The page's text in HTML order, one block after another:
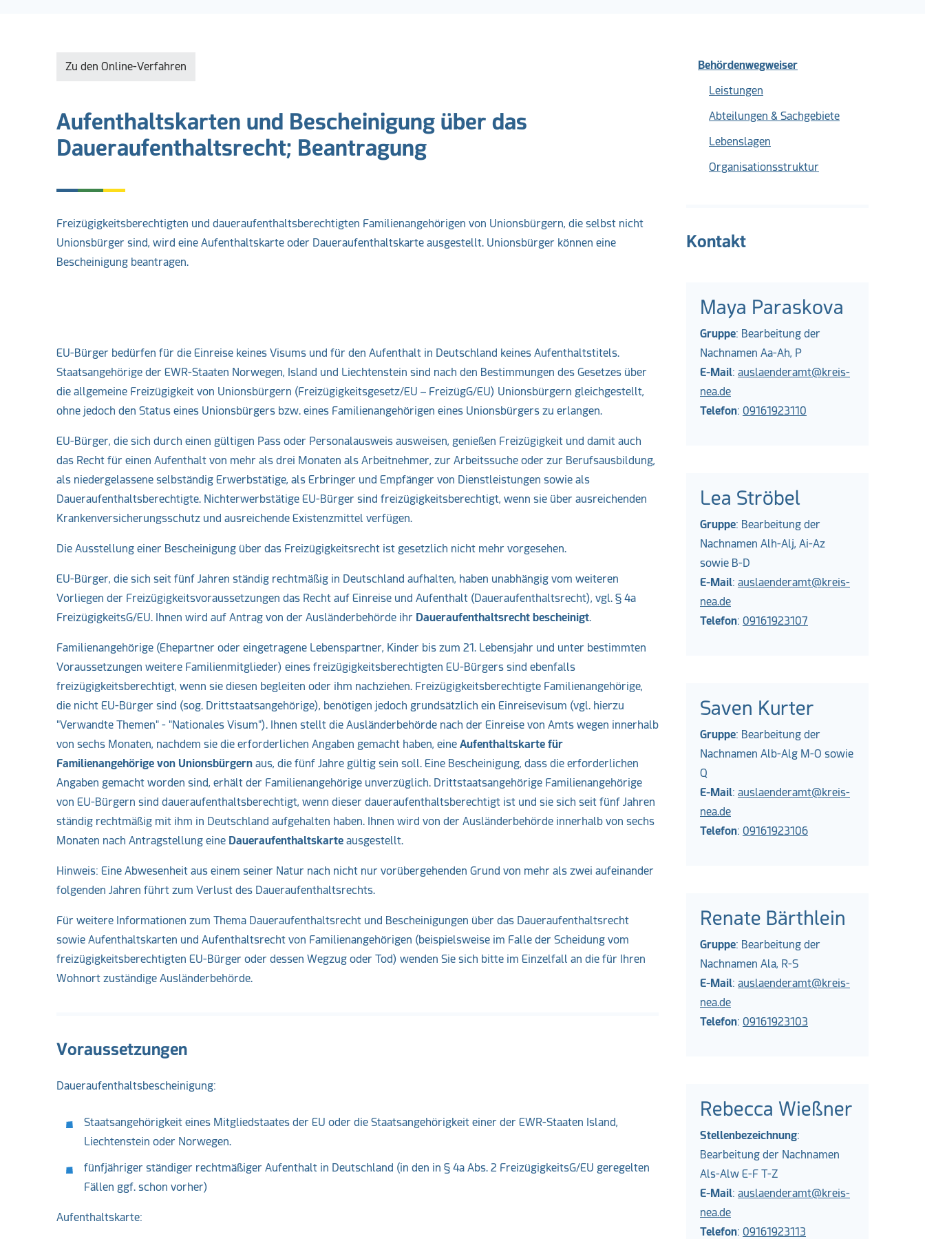
Zu den Online-Verfahren
Aufenthaltskarten und Bescheinigung über das
Daueraufenthaltsrecht; Beantragung
Freizügigkeitsberechtigten und daueraufenthaltsberechtigten Familienangehörigen von Unionsbürgern, die selbst nicht
Unionsbürger sind, wird eine Aufenthaltskarte oder Daueraufenthaltskarte ausgestellt. Unionsbürger können eine
Bescheinigung beantragen.
EU-Bürger bedürfen für die Einreise keines Visums und für den Aufenthalt in Deutschland keines Aufenthaltstitels.
Staatsangehörige der EWR-Staaten Norwegen, Island und Liechtenstein sind nach den Bestimmungen des Gesetzes über
die allgemeine Freizügigkeit von Unionsbürgern (Freizügigkeitsgesetz/EU – FreizügG/EU) Unionsbürgern gleichgestellt,
ohne jedoch den Status eines Unionsbürgers bzw. eines Familienangehörigen eines Unionsbürgers zu erlangen.
EU-Bürger, die sich durch einen gültigen Pass oder Personalausweis ausweisen, genießen Freizügigkeit und damit auch
das Recht für einen Aufenthalt von mehr als drei Monaten als Arbeitnehmer, zur Arbeitssuche oder zur Berufsausbildung,
als niedergelassene selbständig Erwerbstätige, als Erbringer und Empfänger von Dienstleistungen sowie als
Daueraufenthaltsberechtigte. Nichterwerbstätige EU-Bürger sind freizügigkeitsberechtigt, wenn sie über ausreichenden
Krankenversicherungsschutz und ausreichende Existenzmittel verfügen.
Die Ausstellung einer Bescheinigung über das Freizügigkeitsrecht ist gesetzlich nicht mehr vorgesehen.
EU-Bürger, die sich seit fünf Jahren ständig rechtmäßig in Deutschland aufhalten, haben unabhängig vom weiteren
Vorliegen der Freizügigkeitsvoraussetzungen das Recht auf Einreise und Aufenthalt (Daueraufenthaltsrecht), vgl. § 4a
FreizügigkeitsG/EU. Ihnen wird auf Antrag von der Ausländerbehörde ihr Daueraufenthaltsrecht bescheinigt.
Familienangehörige (Ehepartner oder eingetragene Lebenspartner, Kinder bis zum 21. Lebensjahr und unter bestimmten
Voraussetzungen weitere Familienmitglieder) eines freizügigkeitsberechtigten EU-Bürgers sind ebenfalls
freizügigkeitsberechtigt, wenn sie diesen begleiten oder ihm nachziehen. Freizügigkeitsberechtigte Familienangehörige,
die nicht EU-Bürger sind (sog. Drittstaatsangehörige), benötigen jedoch grundsätzlich ein Einreisevisum (vgl. hierzu
"Verwandte Themen" - "Nationales Visum"). Ihnen stellt die Ausländerbehörde nach der Einreise von Amts wegen innerhalb
von sechs Monaten, nachdem sie die erforderlichen Angaben gemacht haben, eine Aufenthaltskarte für
Familienangehörige von Unionsbürgern aus, die fünf Jahre gültig sein soll. Eine Bescheinigung, dass die erforderlichen
Angaben gemacht worden sind, erhält der Familienangehörige unverzüglich. Drittstaatsangehörige Familienangehörige
von EU-Bürgern sind daueraufenthaltsberechtigt, wenn dieser daueraufenthaltsberechtigt ist und sie sich seit fünf Jahren
ständig rechtmäßig mit ihm in Deutschland aufgehalten haben. Ihnen wird von der Ausländerbehörde innerhalb von sechs
Monaten nach Antragstellung eine Daueraufenthaltskarte ausgestellt.
Hinweis: Eine Abwesenheit aus einem seiner Natur nach nicht nur vorübergehenden Grund von mehr als zwei aufeinander
folgenden Jahren führt zum Verlust des Daueraufenthaltsrechts.
Für weitere Informationen zum Thema Daueraufenthaltsrecht und Bescheinigungen über das Daueraufenthaltsrecht
sowie Aufenthaltskarten und Aufenthaltsrecht von Familienangehörigen (beispielsweise im Falle der Scheidung vom
freizügigkeitsberechtigten EU-Bürger oder dessen Wegzug oder Tod) wenden Sie sich bitte im Einzelfall an die für Ihren
Wohnort zuständige Ausländerbehörde.
Voraussetzungen
Daueraufenthaltsbescheinigung:
Staatsangehörigkeit eines Mitgliedstaates der EU oder die Staatsangehörigkeit einer der EWR-Staaten Island,
Liechtenstein oder Norwegen.
fünfjähriger ständiger rechtmäßiger Aufenthalt in Deutschland (in den in § 4a Abs. 2 FreizügigkeitsG/EU geregelten
Fällen ggf. schon vorher)
Aufenthaltskarte:
Behördenwegweiser
Leistungen
Abteilungen & Sachgebiete
Lebenslagen
Organisationsstruktur
Kontakt
Maya Paraskova
Gruppe: Bearbeitung der
Nachnamen Aa-Ah, P
E-Mail: auslaenderamt@kreis-
nea.de
Telefon: 09161923110
Lea Ströbel
Gruppe: Bearbeitung der
Nachnamen Alh-Alj, Ai-Az
sowie B-D
E-Mail: auslaenderamt@kreis-
nea.de
Telefon: 09161923107
Saven Kurter
Gruppe: Bearbeitung der
Nachnamen Alb-Alg M-O sowie
Q
E-Mail: auslaenderamt@kreis-
nea.de
Telefon: 09161923106
Renate Bärthlein
Gruppe: Bearbeitung der
Nachnamen Ala, R-S
E-Mail: auslaenderamt@kreis-
nea.de
Telefon: 09161923103
Rebecca Wießner
Stellenbezeichnung:
Bearbeitung der Nachnamen
Als-Alw E-F T-Z
E-Mail: auslaenderamt@kreis-
nea.de
Telefon: 09161923113